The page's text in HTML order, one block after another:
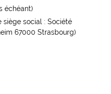
échéant)
siège social : Société
67000 Strasbourg)